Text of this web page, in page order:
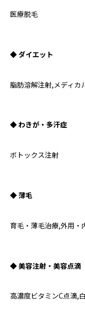
医療脱毛
◆ ダイエット
脂肪溶解注射,メディカ
◆ わきが・多汗症
ボトックス注射
◆ 薄毛
育毛・薄毛治療,外用・
◆ 美容注射・美容点滴
高濃度ビタミンC点滴,